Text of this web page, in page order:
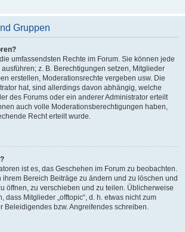
Gruppen
umfassendsten Rechte im Forum. Sie können jede
z. B. Berechtigungen setzen, Mitglieder
erstellen, Moderationsrechte vergeben usw. Die
hat, sind allerdings davon abhängig, welche
des Forums oder ein anderer Administrator erteilt
auch volle Moderationsberechtigungen haben,
Recht erteilt wurde.
ist es, das Geschehen im Forum zu beobachten.
Bereich Beiträge zu ändern und zu löschen und
öffnen, zu verschieben und zu teilen. Üblicherweise
dass Mitglieder „offtopic“, d. h. etwas nicht zum
Beleidigendes bzw. Angreifendes schreiben.